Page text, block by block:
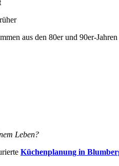
aus den 80er und 90er-
Leben?
Küchenplanung in